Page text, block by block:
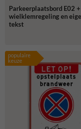
Parkeerplaatsbord E02 +
wielklemregeling en
tekst
populaire
keuze